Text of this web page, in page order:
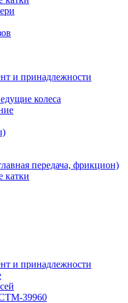
и принадлежности
колеса
передача, фрикцион)
катки
и принадлежности
39960